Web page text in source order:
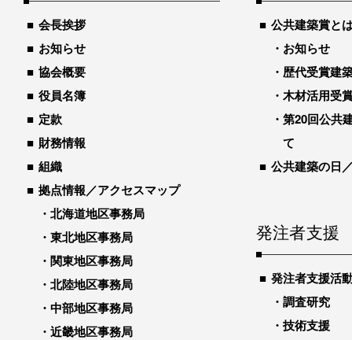
会長挨拶
お知らせ
協会概要
役員名簿
定款
財務情報
組織
拠点情報／アクセスマップ
北海道地区事務局
東北地区事務局
関東地区事務局
北陸地区事務局
中部地区事務局
近畿地区事務局
公共建築賞と
お知らせ
歴代受賞建
木材活用受
第20回公共
て
公共建築の日
発注者支援
発注者支援活
調査研究
技術支援